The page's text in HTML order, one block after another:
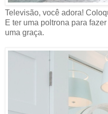
Televisão, você adora!
E ter uma poltrona para
uma graça.